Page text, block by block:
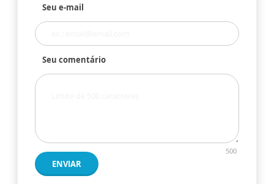
Seu e-mail
Seu comentário
500
ENVIAR